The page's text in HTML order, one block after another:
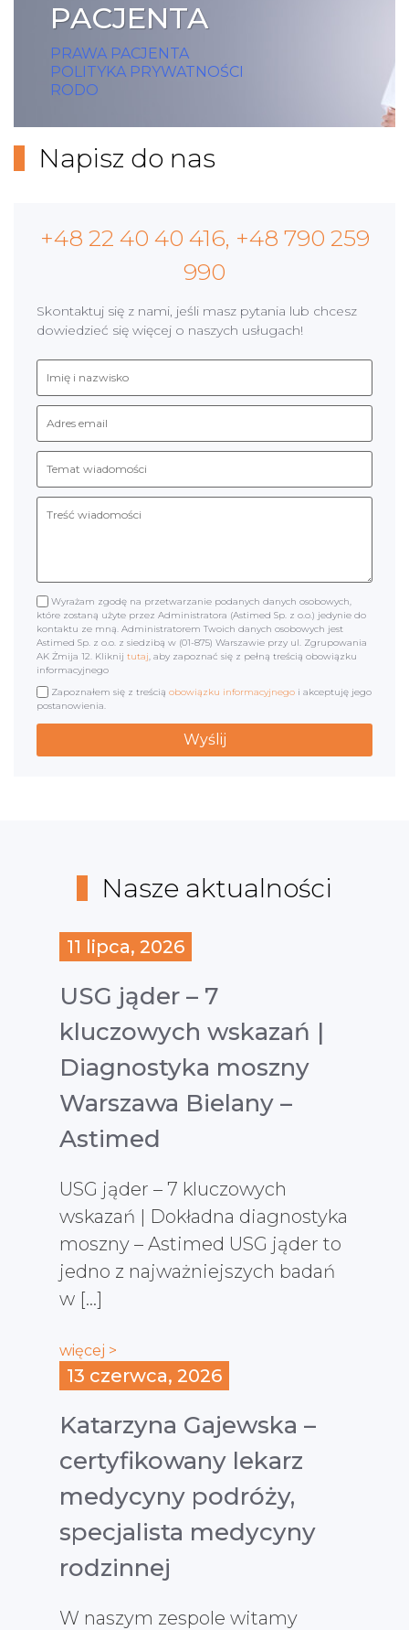
PACJENTA
PRAWA PACJENTA
POLITYKA PRYWATNOŚCI
RODO
Napisz do nas
+48 22 40 40 416, +48 790 259
990
Skontaktuj się z nami, jeśli masz pytania lub chcesz
dowiedzieć się więcej o naszych usługach!
Wyrażam zgodę na przetwarzanie podanych danych osobowych,
które zostaną użyte przez Administratora (Astimed Sp. z o.o.) jedynie do
kontaktu ze mną. Administratorem Twoich danych osobowych jest
Astimed Sp. z o.o. z siedzibą w (01-875) Warszawie przy ul. Zgrupowania
AK Żmija 12. Kliknij tutaj, aby zapoznać się z pełną treścią obowiązku
informacyjnego
Zapoznałem się z treścią obowiązku informacyjnego i akceptuję jego
postanowienia.
Nasze aktualności
11 lipca, 2026
USG jąder – 7
kluczowych wskazań |
Diagnostyka moszny
Warszawa Bielany –
Astimed
USG jąder – 7 kluczowych
wskazań | Dokładna diagnostyka
moszny – Astimed USG jąder to
jedno z najważniejszych badań
w […]
więcej >
13 czerwca, 2026
Katarzyna Gajewska –
certyfikowany lekarz
medycyny podróży,
specjalista medycyny
rodzinnej
W naszym zespole witamy